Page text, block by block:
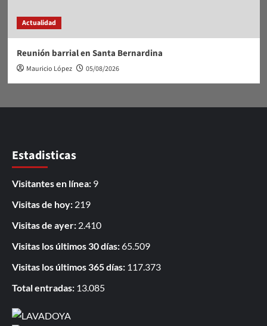
Actualidad
Reunión barrial en Santa Bernardina
Mauricio López 05/08/2026
Estadisticas
Visitantes en línea: 9
Visitas de hoy: 219
Visitas de ayer: 2.410
Visitas los últimos 30 días:65.509
Visitas los últimos 365 días: 117.373
Total entradas: 13.085